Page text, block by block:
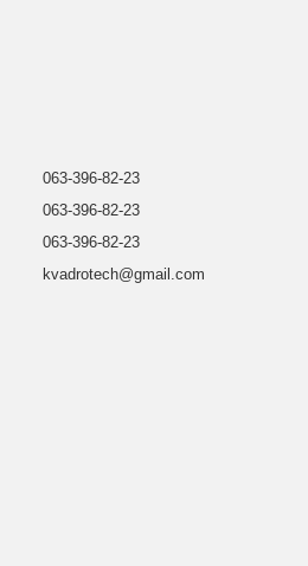
063-396-82-23
063-396-82-23
063-396-82-23
kvadrotech@gmail.com